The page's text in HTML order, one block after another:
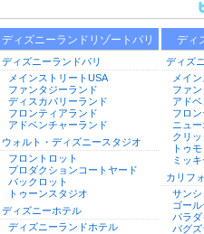
ディズニーランドリゾートパリ
ディズニーランドパリ
メインストリートUSA
ファンタジーランド
ディスカバリーランド
フロンティアランド
アドベンチャーランド
ウォルト・ディズニースタジオ
フロントロット
プロダクションコートヤード
バックロット
トゥーンスタジオ
ディズニーホテル
ディズニーランドホテル
ディ
ディズ
メイ
ファ
アド
フロ
ニュ
クリ
トゥ
ミッ
カリフ
サン
ゴー
パラ
バグ